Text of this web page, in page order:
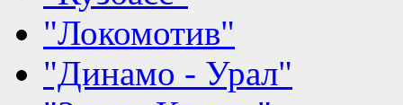
"Локомотив"
"Динамо - Урал"